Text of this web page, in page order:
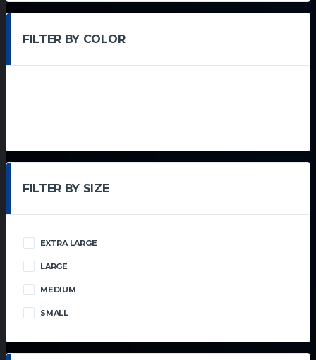
FILTER BY COLOR
FILTER BY SIZE
EXTRA LARGE
LARGE
MEDIUM
SMALL